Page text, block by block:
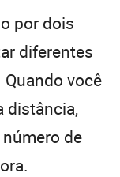
por dois
diferentes
você
distância,
de